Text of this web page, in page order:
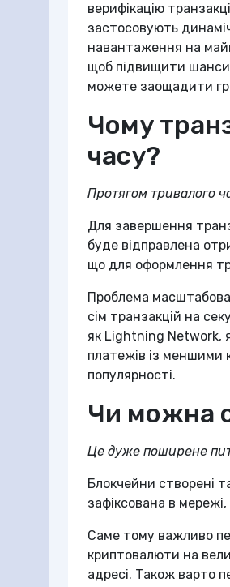
верифікацію
застосовують
навантаження на
щоб підвищити шанси
можете заощадити
Чому
часу?
Протягом тривалого
Для завершення
буде відправлена
що для оформлення
Проблема
сім транзакцій на
як Lightning Network,
платежів із меншими
популярності.
Чи можна
Це дуже поширене
Блокчейни створені
зафіксована в
Саме тому важливо
криптовалюти на
адресі. Також варто